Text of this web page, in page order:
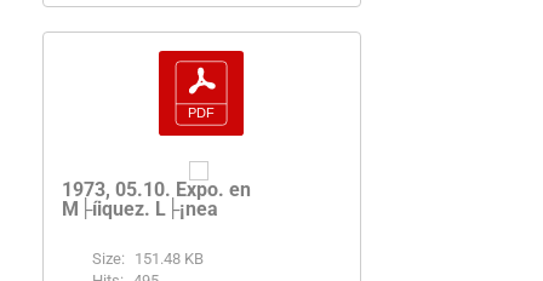
1973, 05.10. Expo. en
M├íiquez. L├¡nea
Size:
151.48 KB